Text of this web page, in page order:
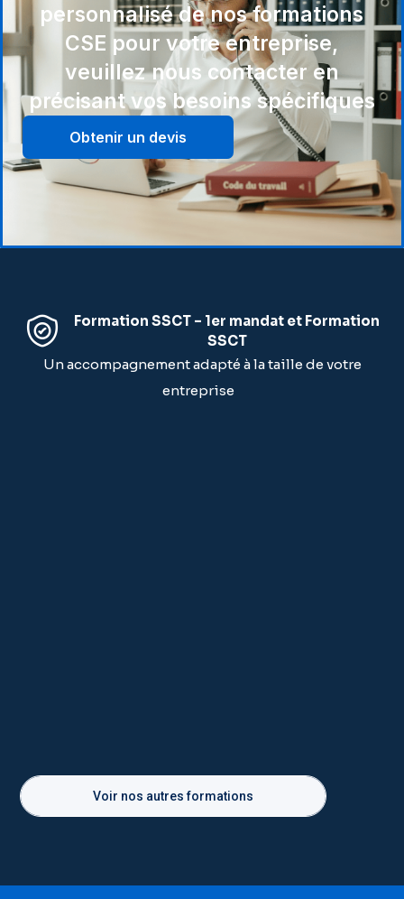
personnalisé de nos formations
CSE pour votre entreprise,
veuillez nous contacter en
précisant vos besoins spécifiques
Obtenir un devis
Formation SSCT – 1er mandat et Formation
SSCT
Un accompagnement adapté à la taille de votre
entreprise
Voir nos autres formations